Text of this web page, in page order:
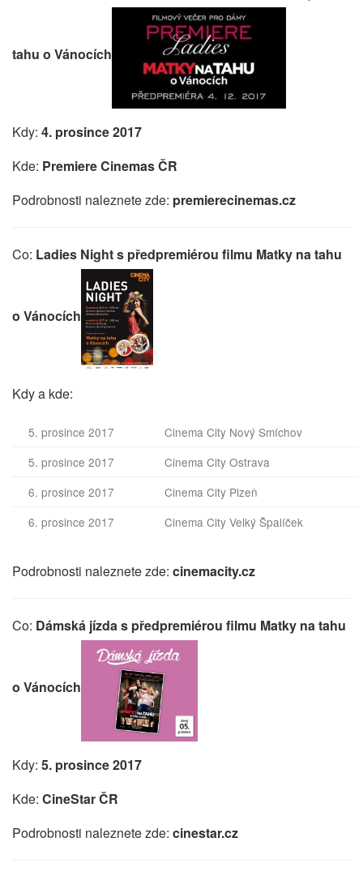
tahu o Vánocích
Kdy: 4. prosince 2017
Kde: Premiere Cinemas ČR
Podrobnosti naleznete zde: premierecinemas.cz
Co: Ladies Night s předpremiérou filmu Matky na tahu
o Vánocích
Kdy a kde:
5. prosince 2017
Cinema City Nový Smíchov
5. prosince 2017
Cinema City Ostrava
6. prosince 2017
Cinema City Plzeň
6. prosince 2017
Cinema City Velký Špalíček
Podrobnosti naleznete zde: cinemacity.cz
Co: Dámská jízda s předpremiérou filmu Matky na tahu
o Vánocích
Kdy: 5. prosince2017
Kde: CineStar ČR
Podrobnosti naleznete zde: cinestar.cz